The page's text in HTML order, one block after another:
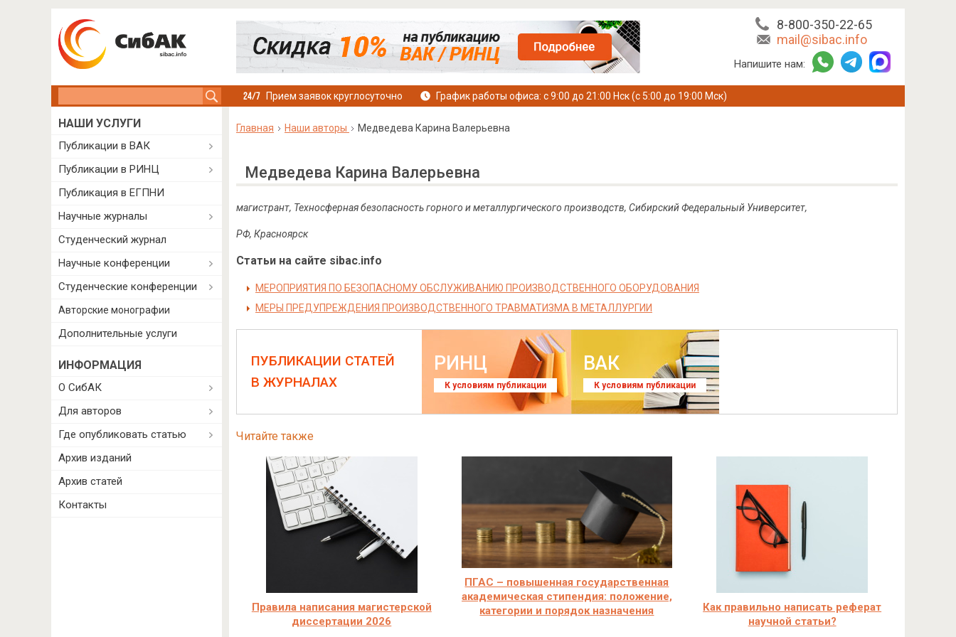
8-800-350-22-65
mail@sibac.info
Напишите нам:
Прием заявок круглосуточно График работы офиса: с 9:00 до 21:00 Нск (с 5:00 до 19:00 Мск)
Главная Наши авторы Медведева Карина Валерьевна
Медведева Карина Валерьевна
магистрант, Техносферная безопасность горного и металлургического производств, Сибирский Федеральный Университет,
РФ, Красноярск
Статьи на сайте sibac.info
МЕРОПРИЯТИЯ ПО БЕЗОПАСНОМУ ОБСЛУЖИВАНИЮ ПРОИЗВОДСТВЕННОГО ОБОРУДОВАНИЯ
МЕРЫ ПРЕДУПРЕЖДЕНИЯ ПРОИЗВОДСТВЕННОГО ТРАВМАТИЗМА В МЕТАЛЛУРГИИ
ПУБЛИКАЦИИ СТАТЕЙ
В ЖУРНАЛАХ
РИНЦ
К условиям публикации
ВАК
К условиям публикации
Читайте также
Правила написания магистерской
диссертации 2026
ПГАС – повышенная государственная
академическая стипендия: положение,
категории и порядок назначения
Как правильно написать реферат
научной статьи?
НАШИ УСЛУГИ
Публикации в ВАК
Публикации в РИНЦ
Публикация в ЕГПНИ
Научные журналы
Студенческий журнал
Научные конференции
Студенческие конференции
Авторские монографии
Дополнительные услуги
ИНФОРМАЦИЯ
О СибАК
Для авторов
Где опубликовать статью
Архив изданий
Архив статей
Контакты